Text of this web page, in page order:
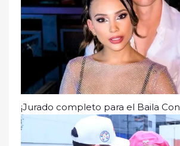
¡Jurado completo para el Baila